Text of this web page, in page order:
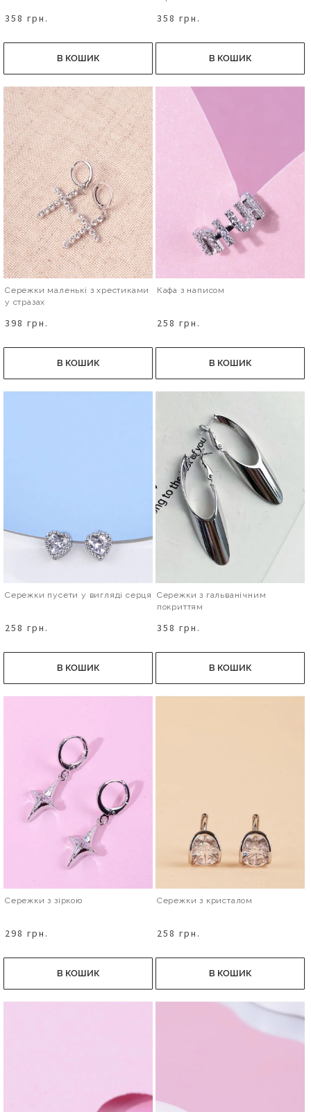
358 грн.
В КОШИК
358 грн.
В КОШИК
Сережки маленькі з хрестиками
у стразах
398 грн.
В КОШИК
Кафа з написом
258 грн.
В КОШИК
Сережки пусети у вигляді серця
258 грн.
В КОШИК
Сережки з гальванічним
покриттям
358 грн.
В КОШИК
Сережки з зіркою
298 грн.
В КОШИК
Сережки з кристалом
258 грн.
В КОШИК